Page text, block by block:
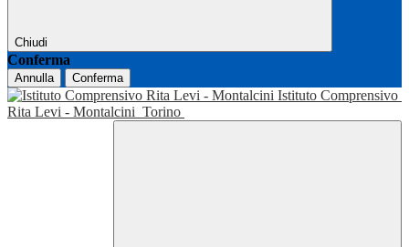
Chiudi
Conferma
Annulla Conferma
Istituto Comprensivo
Rita Levi - Montalcini Torino